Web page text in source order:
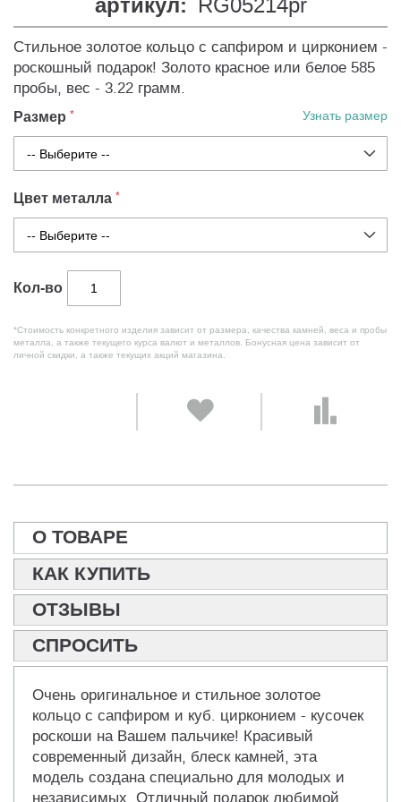
Стильное золотое кольцо с сапфиром и цирконием -
роскошный подарок! Золото красное или белое 585
пробы, вес - 3.22 грамм.
Размер Узнать размер
Цвет металла
Кол-во
*Стоимость конкретного изделия зависит от размера, качества камней, веса и пробы
металла, а также текущего курса валют и металлов. Бонусная цена зависит от
личной скидки, а также текущих акций магазина.
О ТОВАРЕ
КАК КУПИТЬ
ОТЗЫВЫ
СПРОСИТЬ
Очень оригинальное и стильное золотое
кольцо с сапфиром и куб. цирконием - кусочек
роскоши на Вашем пальчике! Красивый
современный дизайн, блеск камней, эта
модель создана специально для молодых и
независимых. Отличный подарок любимой